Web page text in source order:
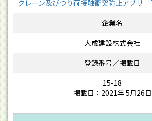
クレーン及びつり荷接触衝突防止アプリ
大成建設株式会社
15-18
掲載日：2021年 5月26日